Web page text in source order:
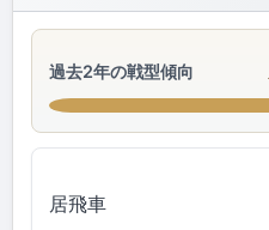
過去2年の戦型傾向
居飛車